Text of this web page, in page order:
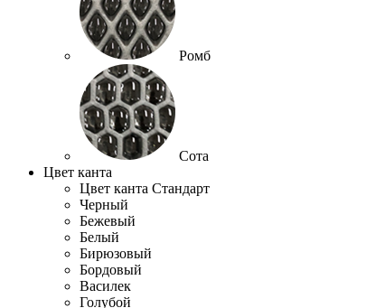
Ромб
Сота
Цвет канта
Цвет канта Стандарт
Черный
Бежевый
Белый
Бирюзовый
Бордовый
Василек
Голубой